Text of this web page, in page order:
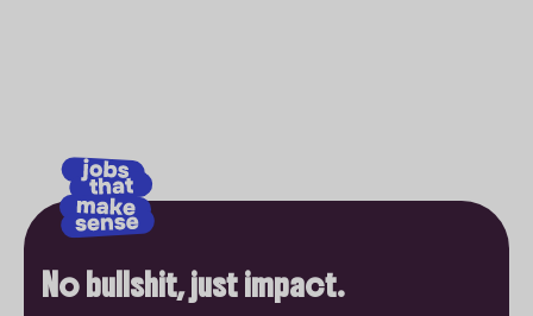
No bullshit, just impact.